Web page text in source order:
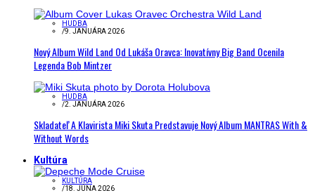
HUDBA
/9. JANUÁRA 2026
Nový Album Wild Land Od Lukáša Oravca: Inovatívny Big Band Ocenila
Legenda Bob Mintzer
HUDBA
/2. JANUÁRA 2026
Skladateľ A Klavirista Miki Skuta Predstavuje Nový Album MANTRAS With &
Without Words
Kultúra
KULTÚRA
/18. JÚNA 2026